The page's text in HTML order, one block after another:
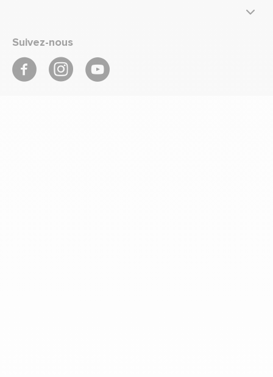
Suivez-nous